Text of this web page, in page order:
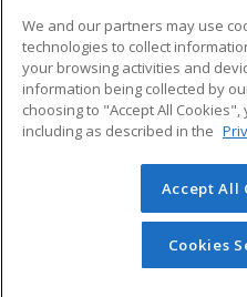
Military
Financial Assistance
Help
© 2026 ed2go, a division
reserved. The material on
redistributed unless you
permission from
We and our partners may use
technologies to collect
your browsing activities and
information being collected by
choosing to "Accept All
including as described in the
Accept All
Cookies